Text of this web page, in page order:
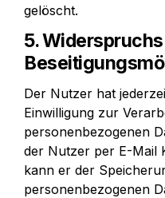
gelöscht.
5.
Der Nutzer hat
Einwilligung zur
personenbezogenen
der Nutzer per E-Mail
kann er der
personenbezogenen